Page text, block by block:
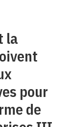
la
pour
de